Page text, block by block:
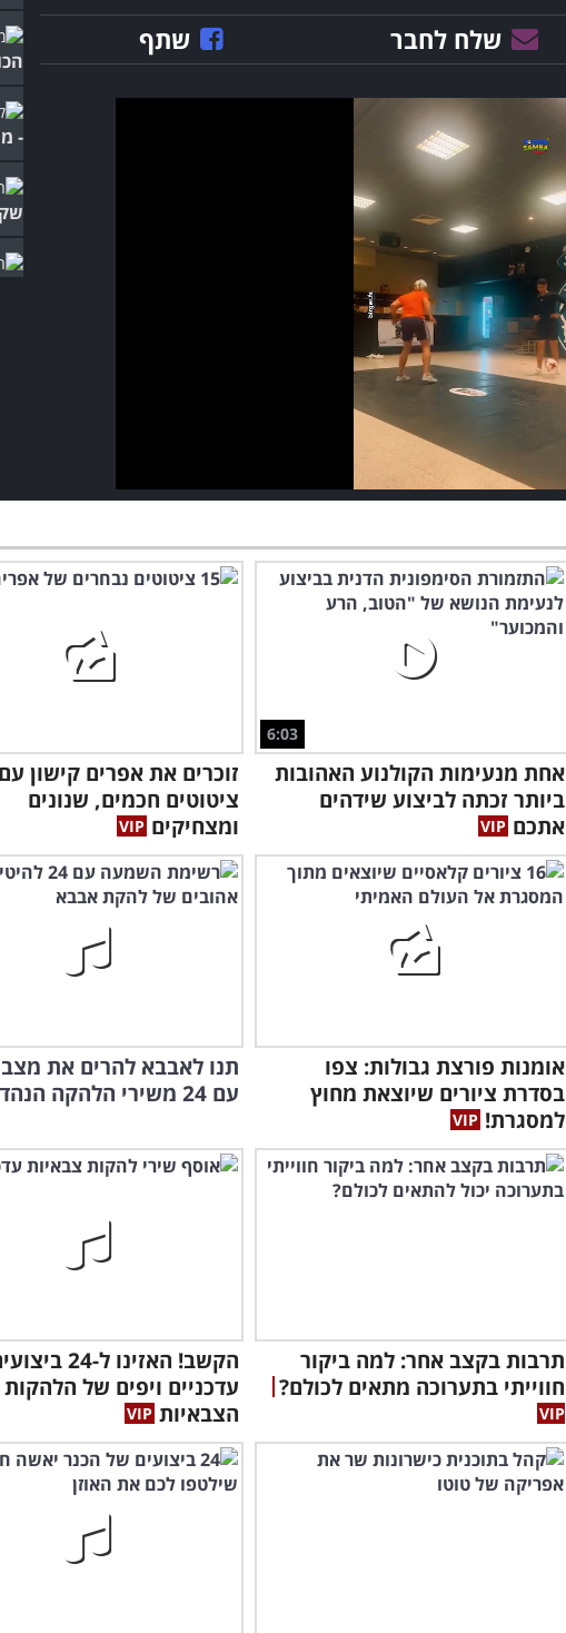
שלח לחבר שתף
-
6:03
אחת מנעימות הקולנוע האהובות
ביותר זכתה לביצוע שידהים
אתכם
ציטוטים חכמים, שנונים
ומצחיקים
אומנות פורצת גבולות: צפו
בסדרת ציורים שיוצאת מחוץ
למסגרת!
תנו לאבבא להרים את
עם 24 משירי הלהקה הנהדרים
תרבות בקצב אחר: למה ביקור
חווייתי בתערוכה מתאים לכולם?
הקשב! האזינו ל-24
עדכניים ויפים של הלהקות
הצבאיות